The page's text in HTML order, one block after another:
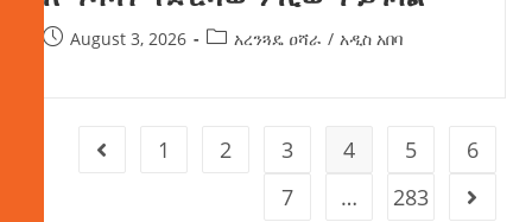
August 3, 2026 አረንጓዴ ዐሻራ / አዲስ አበባ
1 2 3 4 5
6
7
… 283